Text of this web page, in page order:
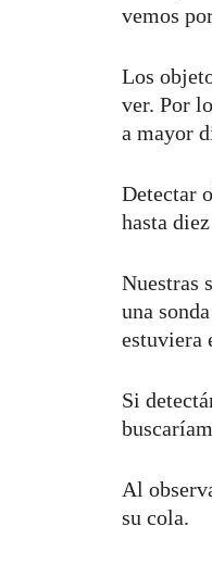
vemos
Los
ver. Por
a mayor
Detectar
hasta
Nuestras
una
estuviera
Si
Al
su cola.